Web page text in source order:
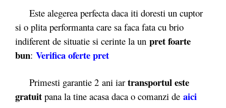
Este alegerea perfecta daca iti doresti un cuptor
si o plita performanta care sa faca fata cu brio
indiferent de situatie si cerinte la un pret foarte
bun: Verifica oferte pret
Primesti garantie 2 ani iar transportul este
gratuit pana la tine acasa daca o comanzi de aici